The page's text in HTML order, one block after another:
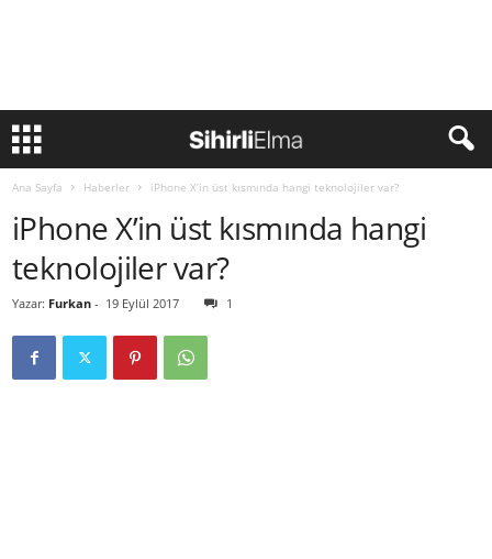
Ana Sayfa Haberler iPhone X’in üst kısmında hangi teknolojiler var?
iPhone X’in üst kısmında hangi
teknolojiler var?
Yazar: Furkan - 19 Eylül 2017 1